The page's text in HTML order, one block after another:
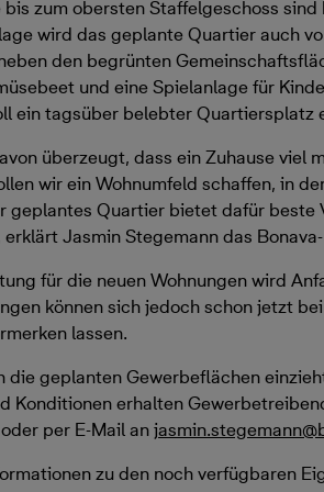
zum obersten Staffelgeschoss
wird das geplante Quartier auch
den begrünten
und eine Spielanlage für
ein tagsüber belebter Quartiersplatz
überzeugt, dass ein Zuhause viel
wir ein Wohnumfeld schaffen, in
geplantes Quartier bietet dafür
erklärt Jasmin Stegemann das
für die neuen Wohnungen wird
können sich jedoch schon jetzt
lassen.
die geplanten Gewerbeflächen
Konditionen erhalten
per E-Mail an
zu den noch verfügbaren